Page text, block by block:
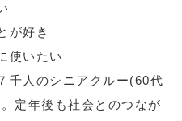
が好き
使いたい
千人のシニアクルー(60代
定年後も社会とのつなが